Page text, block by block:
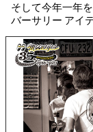
そして今年一年
バーサリー アイ